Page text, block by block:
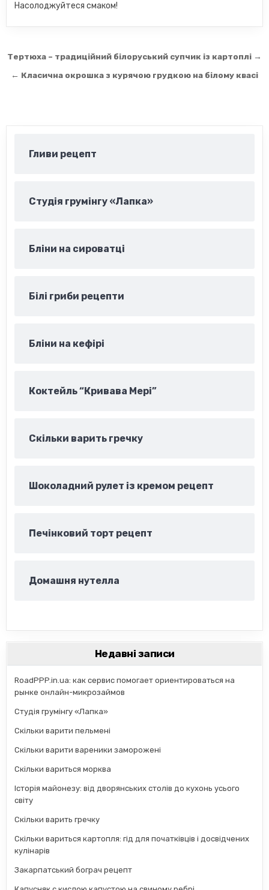
Насолоджуйтеся смаком!
Навігація
записів
Тертюха – традиційний білоруський супчик із картоплі →
← Класична окрошка з курячою грудкою на білому квасі
Гливи рецепт
Студія грумінгу «Лапка»
Бліни на сироватці
Білі гриби рецепти
Бліни на кефірі
Коктейль “Кривава Мері”
Скільки варить гречку
Шоколадний рулет із кремом рецепт
Печінковий торт рецепт
Домашня нутелла
Недавні записи
RoadPPP.in.ua: как сервис помогает ориентироваться на
рынке онлайн-микрозаймов
Студія грумінгу «Лапка»
Скільки варити пельмені
Скільки варити вареники заморожені
Скільки вариться морква
Історія майонезу: від дворянських столів до кухонь усього
світу
Скільки варить гречку
Скільки вариться картопля: гід для початківців і досвідчених
кулінарів
Закарпатський бограч рецепт